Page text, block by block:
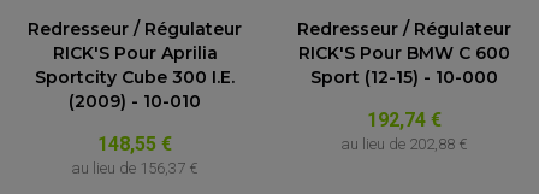
Redresseur / Régulateur
RICK'S Pour Aprilia
Sportcity Cube 300 I.E.
(2009) - 10-010
148,55 €
au lieu de 156,37 €
Redresseur / Régulateur
RICK'S Pour BMW C 600
Sport (12-15) - 10-000
192,74 €
au lieu de 202,88 €